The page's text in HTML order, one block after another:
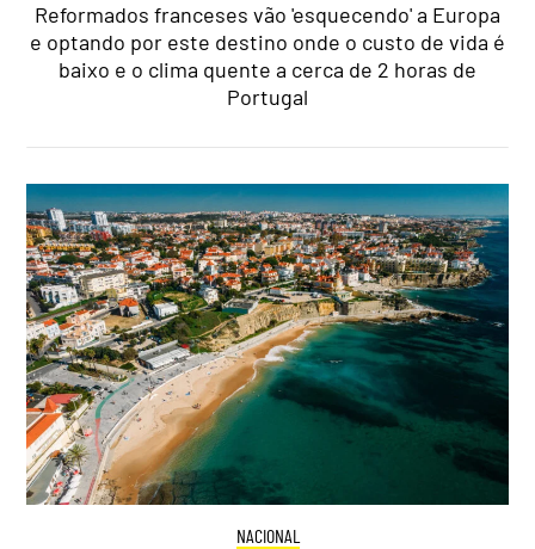
Reformados franceses vão 'esquecendo' a Europa
e optando por este destino onde o custo de vida é
baixo e o clima quente a cerca de 2 horas de
Portugal
NACIONAL